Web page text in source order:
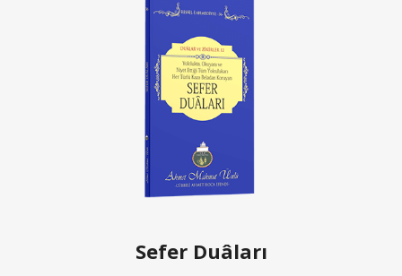
Sefer Duâları